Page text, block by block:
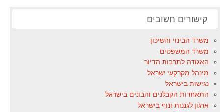
קישורים חשובים
משרד הבינוי והשיכון
משרד המשפטים
האגודה לתרבות הדיור
מינהל מקרקעי ישראל
נגישות בישראל
התאחדות הקבלנים והבונים בישראל
ארגון לגננות ונוף בישראל